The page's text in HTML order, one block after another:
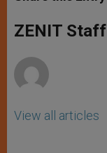
p
p
g
e
o
k
ZENIT Staff
View all articles